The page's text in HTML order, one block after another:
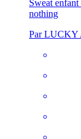
Sweat
nothing
Par LUCKY